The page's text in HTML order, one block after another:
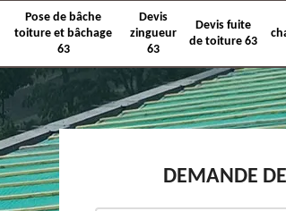
Pose de bâche
toiture et bâchage
63
Devis
zingueur
63
Devis fuite
de toiture 63
DEMANDE